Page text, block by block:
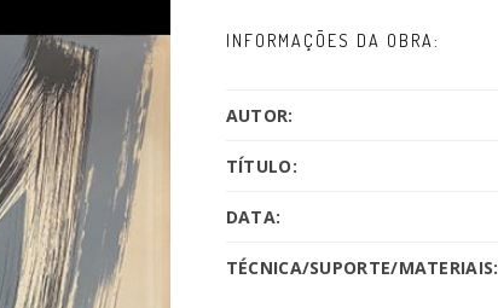
INFORMAÇÕES DA OBRA:
AUTOR:
TÍTULO:
DATA:
TÉCNICA/SUPORTE/MATERIAIS: